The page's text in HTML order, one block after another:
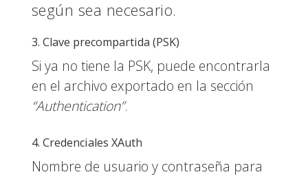
según sea necesario.
3. Clave precompartida (PSK)
Si ya no tiene la PSK, puede encontrarla
en el archivo exportado en la sección
“Authentication”.
4. Credenciales XAuth
Nombre de usuario y contraseña para